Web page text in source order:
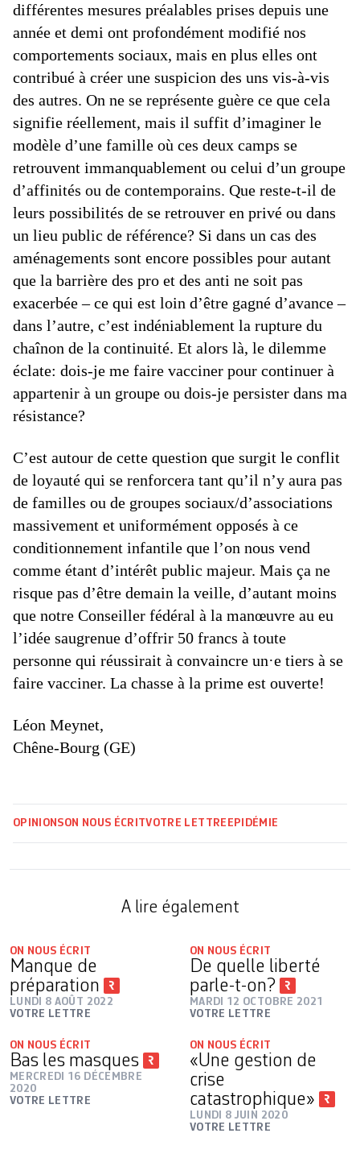
différentes mesures préalables prises depuis une
année et demi ont profondément modifié nos
comportements sociaux, mais en plus elles ont
contribué à créer une suspicion des uns vis-à-vis
des autres. On ne se représente guère ce que cela
signifie réellement, mais il suffit d’imaginer le
modèle d’une famille où ces deux camps se
retrouvent immanquablement ou celui d’un groupe
d’affinités ou de contemporains. Que reste-t-il de
leurs possibilités de se retrouver en privé ou dans
un lieu public de référence? Si dans un cas des
aménagements sont encore possibles pour autant
que la barrière des pro et des anti ne soit pas
exacerbée – ce qui est loin d’être gagné d’avance –
dans l’autre, c’est indéniablement la rupture du
chaînon de la continuité. Et alors là, le dilemme
éclate: dois-je me faire vacciner pour continuer à
appartenir à un groupe ou dois-je persister dans ma
résistance?
C’est autour de cette question que surgit le conflit
de loyauté qui se renforcera tant qu’il n’y aura pas
de familles ou de groupes sociaux/d’associations
massivement et uniformément opposés à ce
conditionnement infantile que l’on nous vend
comme étant d’intérêt public majeur. Mais ça ne
risque pas d’être demain la veille, d’autant moins
que notre Conseiller fédéral à la manœuvre au eu
l’idée saugrenue d’offrir 50 francs à toute
personne qui réussirait à convaincre un·e tiers à se
faire vacciner. La chasse à la prime est ouverte!
Léon Meynet,
Chêne-Bourg (GE)
OPINIONSON NOUS ÉCRITVOTRE LETTRE EPIDÉMIE
A lire également
ON NOUS ÉCRIT
Manque de
préparation
LUNDI 8 AOÛT 2022
VOTRE LETTRE
ON NOUS ÉCRIT
De quelle liberté
parle-t-on?
MARDI 12 OCTOBRE 2021
VOTRE LETTRE
ON NOUS ÉCRIT
Bas les masques
MERCREDI 16 DÉCEMBRE
2020
VOTRE LETTRE
ON NOUS ÉCRIT
«Une gestion de
crise
catastrophique»
LUNDI 8 JUIN 2020
VOTRE LETTRE